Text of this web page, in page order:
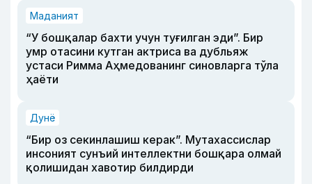
Маданият
“У бошқалар бахти учун туғилган эди”. Бир
умр отасини кутган актриса ва дубльяж
устаси Римма Аҳмедованинг синовларга тўла
ҳаёти
Дунё
“Бир оз секинлашиш керак”. Мутахассислар
инсоният сунъий интеллектни бошқара олмай
қолишидан хавотир билдирди